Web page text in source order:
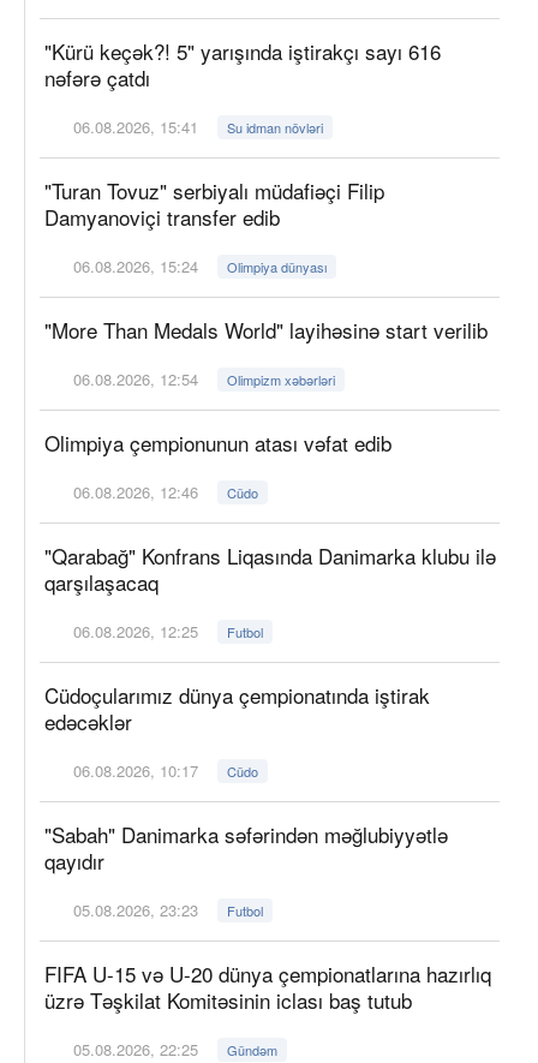
"Kürü keçək?! 5" yarışında iştirakçı sayı 616
nəfərə çatdı
06.08.2026, 15:41 Su idman növləri
"Turan Tovuz" serbiyalı müdafiəçi Filip
Damyanoviçi transfer edib
06.08.2026, 15:24 Olimpiya dünyası
"More Than Medals World" layihəsinə start verilib
06.08.2026, 12:54 Olimpizm xəbərləri
Olimpiya çempionunun atası vəfat edib
06.08.2026, 12:46 Cüdo
"Qarabağ" Konfrans Liqasında Danimarka klubu ilə
qarşılaşacaq
06.08.2026, 12:25 Futbol
Cüdoçularımız dünya çempionatında iştirak
edəcəklər
06.08.2026, 10:17 Cüdo
"Sabah" Danimarka səfərindən məğlubiyyətlə
qayıdır
05.08.2026, 23:23 Futbol
FIFA U-15 və U-20 dünya çempionatlarına hazırlıq
üzrə Təşkilat Komitəsinin iclası baş tutub
05.08.2026, 22:25 Gündəm